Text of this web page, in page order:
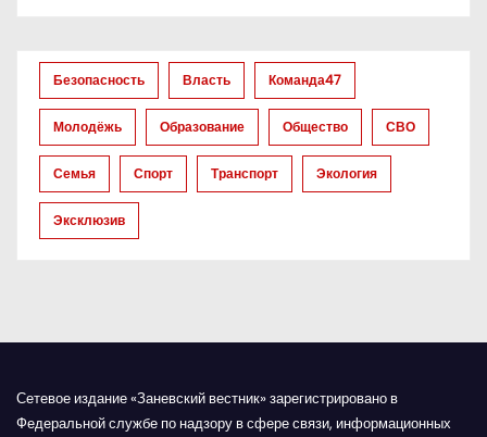
а
п
и
с
я
Безопасность Власть Команда47
Молодёжь Образование Общество СВО
Семья Спорт Транспорт Экология
Эксклюзив
Сетевое издание «Заневский вестник» зарегистрировано в
Федеральной службе по надзору в сфере связи, информационных